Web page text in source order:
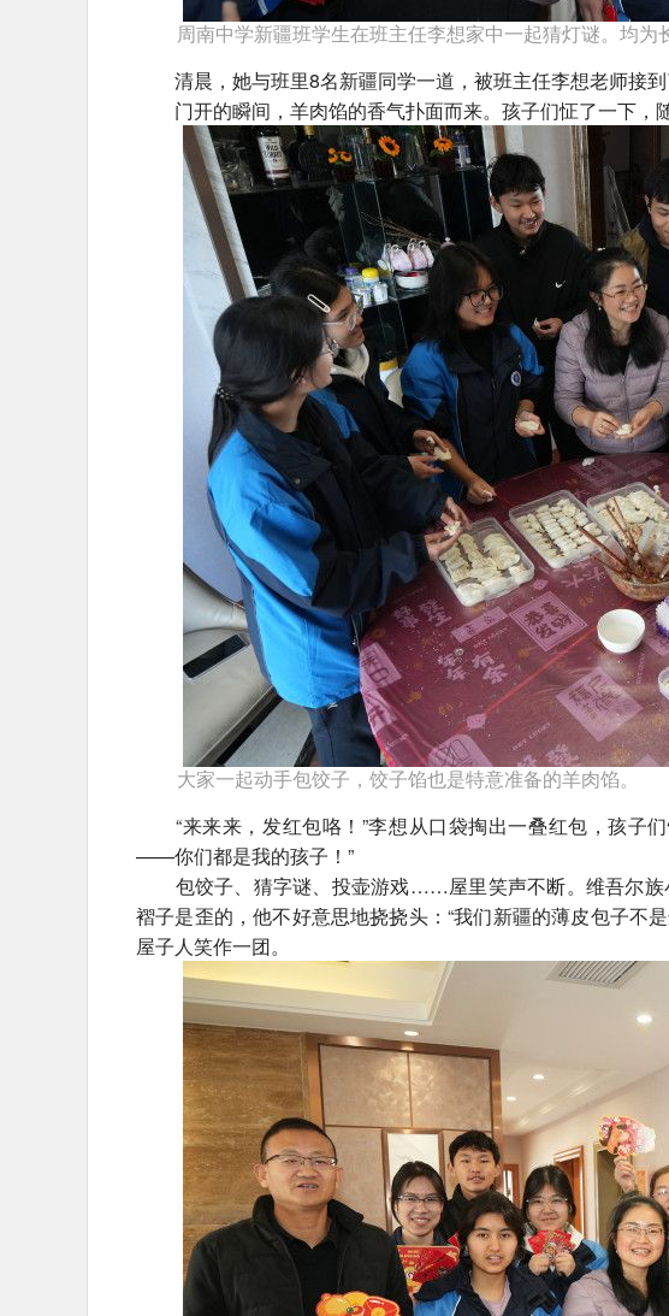
周南中学新疆班学生在班主任李想家中一起猜灯谜。均为
清晨，她与班里8名新疆同学一道，被班主任李想老师接到
门开的瞬间，羊肉馅的香气扑面而来。孩子们怔了一下，
大家一起动手包饺子，饺子馅也是特意准备的羊肉馅。
“来来来，发红包咯！”李想从口袋掏出一叠红包，孩子
——你们都是我的孩子！”
包饺子、猜字谜、投壶游戏……屋里笑声不断。维吾尔族
褶子是歪的，他不好意思地挠挠头：“我们新疆的薄皮包子不
屋子人笑作一团。